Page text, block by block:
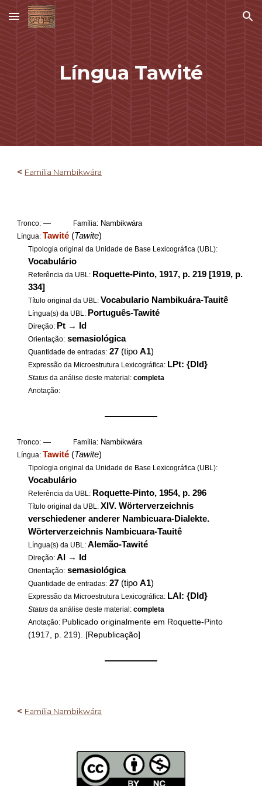
Skip to main content Skip to navigation
Língua Tawité
< Família Nambikwára
Tronco: — Família: Nambikwára
Língua: Tawité (Tawite)
Tipologia original da Unidade de Base Lexicográfica (UBL):
Vocabulário
Referência da UBL: Roquette-Pinto, 1917, p. 219 [1919, p.
334]
Título original da UBL: Vocabulario Nambikuára-Tauitê
Língua(s) da UBL: Português-Tawité
Direção: Pt → Id
Orientação: semasiológica
Quantidade de entradas: 27 (tipoA1)
Expressão da Microestrutura Lexicográfica: LPt: {DId}
Status da análise deste material:completa
Anotação:
——————
Tronco: — Família: Nambikwára
Língua: Tawité (Tawite)
Tipologia original da Unidade de Base Lexicográfica (UBL):
Vocabulário
Referência da UBL: Roquette-Pinto, 1954, p. 296
Título original da UBL:XIV. Wörterverzeichnis
verschiedener anderer Nambicuara-Dialekte.
Wörterverzeichnis Nambicuara-Tauitê
Língua(s) da UBL:Alemão-Tawité
Direção:Al → Id
Orientação: semasiológica
Quantidade de entradas: 27 (tipoA1)
Expressão da Microestrutura Lexicográfica: LAl: {DId}
Status da análise deste material:completa
Anotação: Publicado originalmente em Roquette-Pinto
(1917, p. 219). [Republicação]
——————
< Família Nambikwára